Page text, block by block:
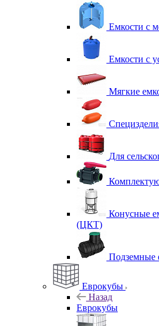
Емкости с
Емкости с
Мягкие
Для
Конусные
(ЦКТ)
Подземные
Еврокубы
Назад
Еврокубы